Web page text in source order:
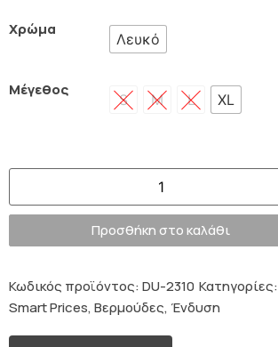
Χρώμα
Λευκό
Μέγεθος
S M L XL
Προσθήκη στο καλάθι
Κωδικός προϊόντος:DU-2310 Κατηγορίες:
Smart Prices,Βερμούδες, Ένδυση